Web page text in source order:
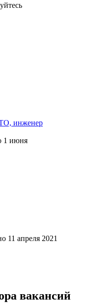
инженер
1 июня
11 апреля 2021
вакансий